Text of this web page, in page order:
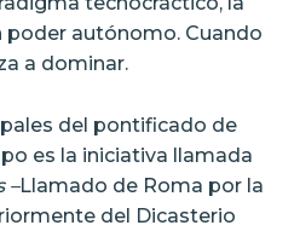
poder autónomo. Cuando
a dominar.
del pontificado de
es la iniciativa llamada
–Llamado de Roma por la
del Dicasterio